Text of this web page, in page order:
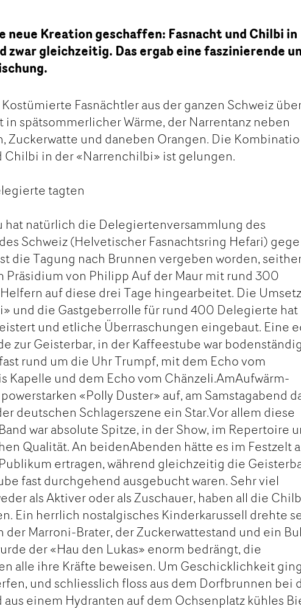
neue Kreation geschaffen: Fasnacht und Chilbi in
zwar gleichzeitig. Das ergab eine faszinierende
Fasnächtler aus der ganzen Schweiz
in spätsommerlicher Wärme, der Narrentanz neben
Zuckerwatte und daneben Orangen. Die
Chilbi in der «Narrenchilbi» ist gelungen.
tagten
hat natürlich die Delegiertenversammlung des
Schweiz (Helvetischer Fasnachtsring Hefari)
die Tagung nach Brunnen vergeben worden,
Präsidium von Philipp Auf der Maur mit rund 300
auf diese drei Tage hingearbeitet. Die
und die Gastgeberrolle für rund 400 Delegierte hat
und etliche Überraschungen eingebaut. Eine
zur Geisterbar, in der Kaffeestube war
rund um die Uhr Trumpf, mit dem Echo vom
Kapelle und dem Echo vom Chänzeli.AmAufwärm-
«Polly Duster» auf, am Samstagabend
deutschen Schlagerszene ein Star.Vor allem diese
war absolute Spitze, in der Show, im Repertoire
Qualität. An beidenAbenden hätte es im Festzelt
ertragen, während gleichzeitig die
fast durchgehend ausgebucht waren. Sehr viel
als Aktiver oder als Zuschauer, haben all die
Ein herrlich nostalgisches Kinderkarussell drehte
der Marroni-Brater, der Zuckerwattestand und ein
der «Hau den Lukas» enorm bedrängt, die
alle ihre Kräfte beweisen. Um Geschicklichkeit
und schliesslich floss aus dem Dorfbrunnen bei
aus einem Hydranten auf dem Ochsenplatz kühles